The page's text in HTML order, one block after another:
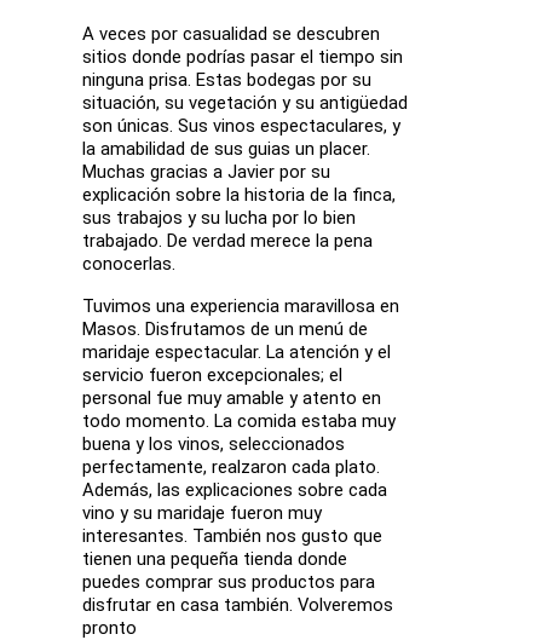
A veces por casualidad se descubren
sitios donde podrías pasar el tiempo sin
ninguna prisa. Estas bodegas por su
situación, su vegetación y su antigüedad
son únicas. Sus vinos espectaculares, y
la amabilidad de sus guias un placer.
Muchas gracias a Javier por su
explicación sobre la historia de la finca,
sus trabajos y su lucha por lo bien
trabajado. De verdad merece la pena
conocerlas.
Tuvimos una experiencia maravillosa en
Masos. Disfrutamos de un menú de
maridaje espectacular. La atención y el
servicio fueron excepcionales; el
personal fue muy amable y atento en
todo momento. La comida estaba muy
buena y los vinos, seleccionados
perfectamente, realzaron cada plato.
Además, las explicaciones sobre cada
vino y su maridaje fueron muy
interesantes. También nos gusto que
tienen una pequeña tienda donde
puedes comprar sus productos para
disfrutar en casa también. Volveremos
pronto